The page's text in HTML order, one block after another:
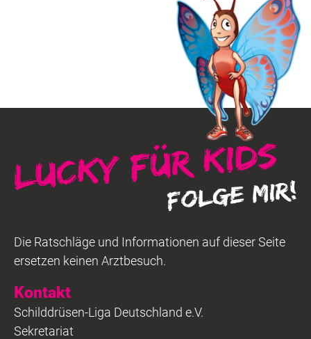
Kontakt
Schilddrüsen-Liga Deutschland e.V.
Sekretariat
Die Ratschläge und Informationen auf dieser Seite
ersetzen keinen Arztbesuch.